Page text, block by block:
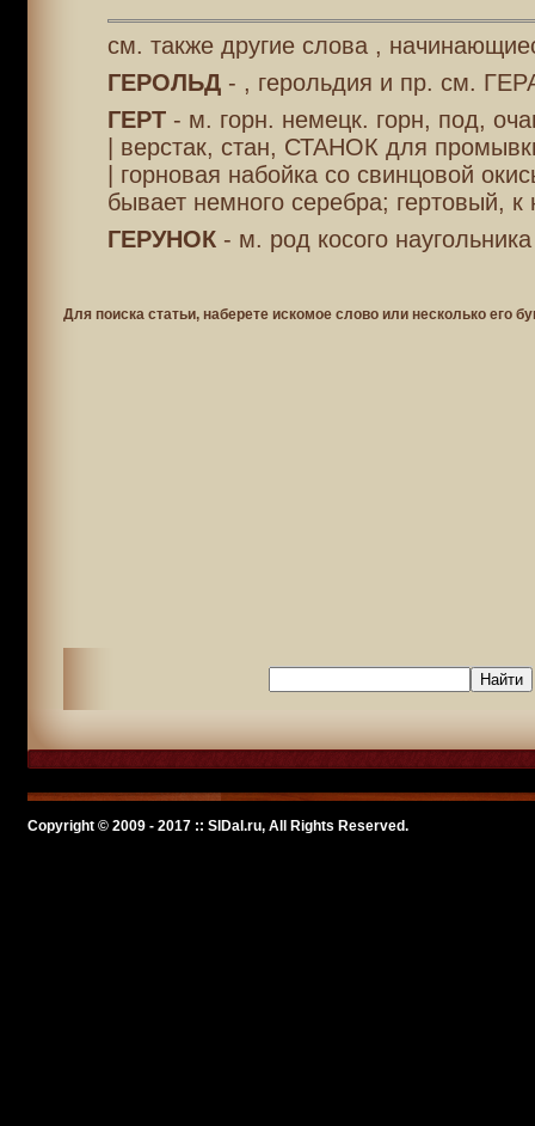
см. также другие слова ,
ГЕРОЛЬД- , герольдия и пр. см.
ГЕРТ- м. горн. немецк. горн, под,
| верстак, стан, СТАНОК для
| горновая набойка со свинцовой
бывает немного серебра; гертовый,
ГЕРУНОК- м. род косого
Для поиска статьи, наберете искомое слово или несколько его
Copyright © 2009 - 2017 :: SlDal.ru, All Rights Reserved.